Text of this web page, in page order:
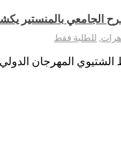
بالمنستير يكشف عن تفاصيل
, للطلبة فقط
الشتيوي المهرجان